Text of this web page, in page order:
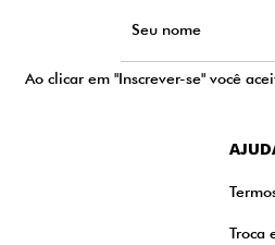
Ao clicar em "Inscrever-se" você
Troca